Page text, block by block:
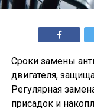
Сроки замены
двигателя,
Регулярная
присадок и